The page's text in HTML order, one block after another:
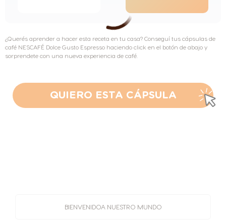
¿Querés aprender a hacer esta receta en tu casa? Conseguí tus cápsulas de
café NESCAFÉ Dolce Gusto Espresso haciendo click en el botón de abajo y
sorprendete con una nueva experiencia de café.
QUIERO ESTA CÁPSULA
BIENVENIDOA NUESTRO MUNDO